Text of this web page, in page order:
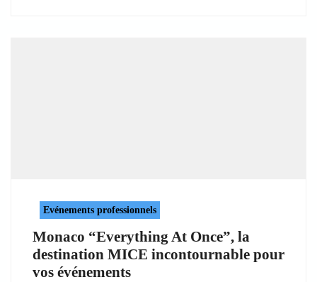
Evénements professionnels
Monaco “Everything At Once”, la
destination MICE incontournable pour
vos événements